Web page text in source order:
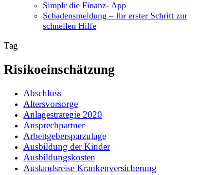
Simplr die Finanz- App
Schadensmeldung – Ihr erster Schritt zur
schnellen Hilfe
Tag
Risikoeinschätzung
Abschluss
Altersvorsorge
Anlagestrategie 2020
Ansprechpartner
Arbeitgebersparzulage
Ausbildung der Kinder
Ausbildungskosten
Auslandsreise Krankenversicherung